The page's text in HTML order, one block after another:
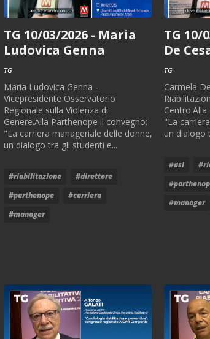
TG 10/03/2026 - Maria
Ludovica Genna
TG
Maria Ludovica Genna -
Vicepresidente Osservatorio
Regionale sulla Violenza di
Genere.Alla Parthenope il convegno:
"La carriera manageriale delle donne,
un dialogo tra gli studenti e...
#riabilitazione
#direttore
#parthenope
#carriera
#manager
TG 10/
De
TG
Carmela
"La
un dialogo
#asl
#manager